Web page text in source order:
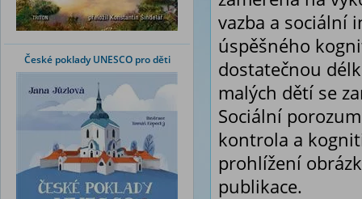
České poklady UNESCO pro děti
vazba a sociální
úspěšného
dostatečnou
malých dětí se
Sociální
kontrola a
prohlížení
publikace.